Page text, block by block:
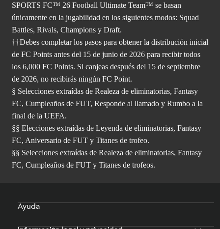
SPORTS FC™ 26 Football Ultimate Team™ se basan
únicamente en la jugabilidad en los siguientes modos: Squad
Battles, Rivals, Champions y Draft.
††Debes completar los pasos para obtener la distribución inicial
de FC Points antes del 15 de junio de 2026 para recibir todos
los 6,000 FC Points. Si canjeas después del 15 de septiembre
de 2026, no recibirás ningún FC Point.
§ Selecciones extraídas de Realeza de eliminatorias, Fantasy
FC, Cumpleaños de FUT, Responde al llamado y Rumbo a la
final de la UEFA.
§§ Elecciones extraídas de Leyenda de eliminatorias, Fantasy
FC, Aniversario de FUT y Titanes de trofeo.
§§ Selecciones extraídas de Realeza de eliminatorias, Fantasy
FC, Cumpleaños de FUT y Titanes de trofeos.
Ayuda